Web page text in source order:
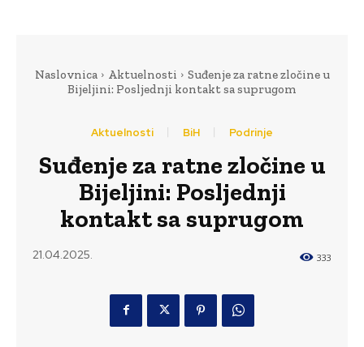
Naslovnica Aktuelnosti
Suđenje za ratne zločine u
Bijeljini: Posljednji kontakt sa suprugom
Aktuelnosti BiH Podrinje
Suđenje za ratne zločine u
Bijeljini: Posljednji
kontakt sa suprugom
21.04.2025. 333